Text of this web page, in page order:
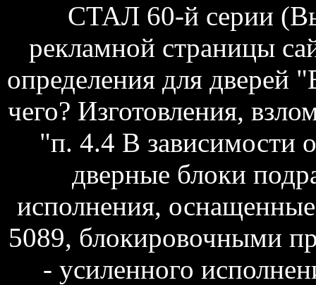
СТАЛ 60-й серии
рекламной страницы
определения для дверей
чего? Изготовления,
"п. 4.4 В зависимости
дверные блоки
исполнения,
5089, блокировочными
- усиленного